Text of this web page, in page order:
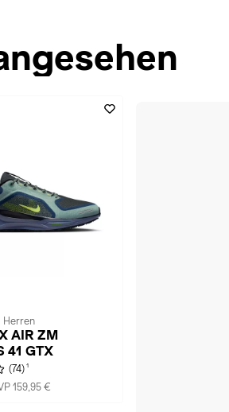
Herren
AIR ZM
41 GTX
(74) 1
159,95 €